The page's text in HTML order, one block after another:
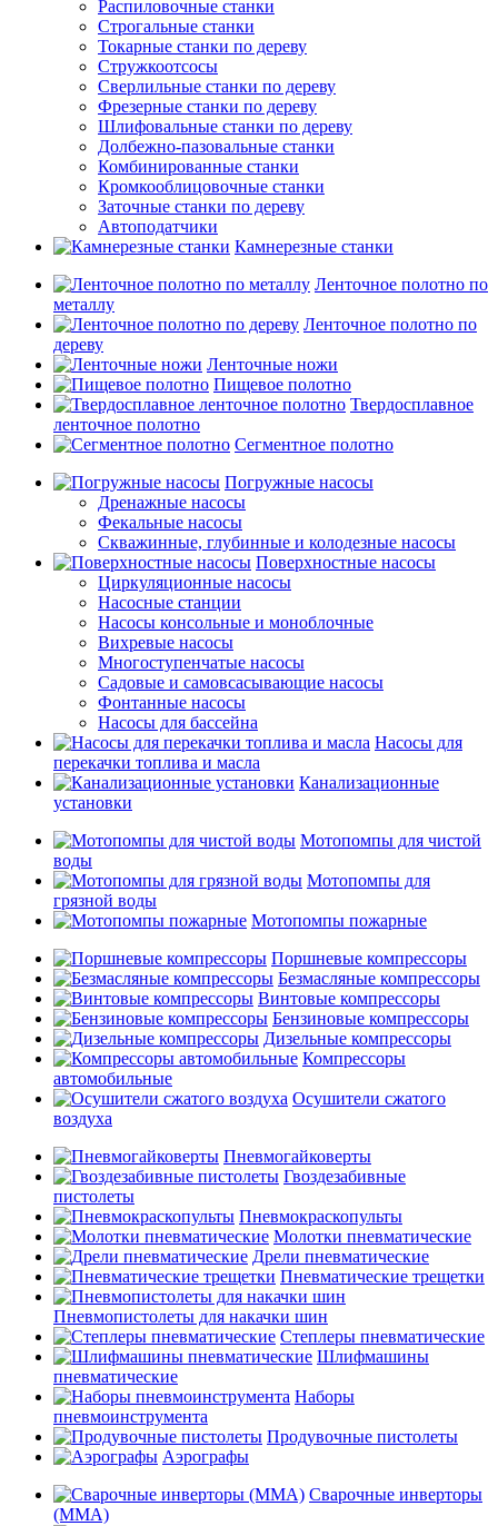
Распиловочные станки
Строгальные станки
Токарные станки по дереву
Стружкоотсосы
Сверлильные станки по дереву
Фрезерные станки по дереву
Шлифовальные станки по дереву
Долбежно-пазовальные станки
Комбинированные станки
Кромкооблицовочные станки
Заточные станки по дереву
Автоподатчики
Камнерезные станки
Ленточное полотно по
металлу
Ленточное полотно по
дереву
Ленточные ножи
Пищевое полотно
Твердосплавное
ленточное полотно
Сегментное полотно
Погружные насосы
Дренажные насосы
Фекальные насосы
Скважинные, глубинные и колодезные насосы
Поверхностные насосы
Циркуляционные насосы
Насосные станции
Насосы консольные и моноблочные
Вихревые насосы
Многоступенчатые насосы
Садовые и самовсасывающие насосы
Фонтанные насосы
Насосы для бассейна
Насосы для
перекачки топлива и масла
Канализационные
установки
Мотопомпы для чистой
воды
Мотопомпы для
грязной воды
Мотопомпы пожарные
Поршневые компрессоры
Безмасляные компрессоры
Винтовые компрессоры
Бензиновые компрессоры
Дизельные компрессоры
Компрессоры
автомобильные
Осушители сжатого
воздуха
Пневмогайковерты
Гвоздезабивные
пистолеты
Пневмокраскопульты
Молотки пневматические
Дрели пневматические
Пневматические трещетки
Пневмопистолеты для накачки шин
Степлеры пневматические
Шлифмашины
пневматические
Наборы
пневмоинструмента
Продувочные пистолеты
Аэрографы
Сварочные инверторы
(MMA)